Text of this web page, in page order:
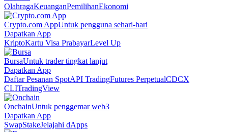
OlahragaKeuanganPemilihanEkonomi
Crypto.com AppUntuk pengguna sehari-hari
Dapatkan App
KriptoKartu Visa PrabayarLevel Up
BursaUntuk trader tingkat lanjut
Dapatkan App
Daftar Pesanan SpotAPI TradingFutures PerpetualCDCX
CLITradingView
OnchainUntuk penggemar web3
Dapatkan App
SwapStakeJelajahi dApps